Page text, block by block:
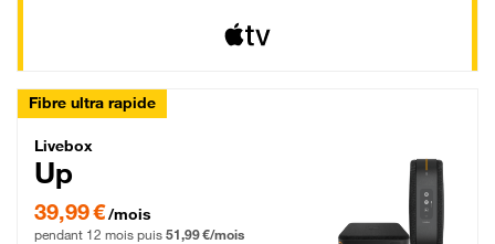
Fibre ultra rapide
Livebox Up Fibre
Livebox
Up
39,99 € par mois pendant 12 mois puis 51,99 € par mois, Engagement 12 mois
39,99 €/mois
pendant 12 mois puis 51,99 €/mois